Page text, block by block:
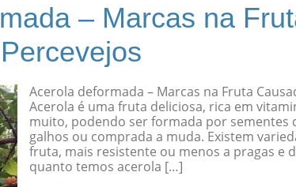
– Marcas na
Acerola deformada – Marcas na Fruta
Acerola é uma fruta deliciosa, rica em
muito, podendo ser formada por
galhos ou comprada a muda. Existem
fruta, mais resistente ou menos a pragas e
quanto temos acerola […]